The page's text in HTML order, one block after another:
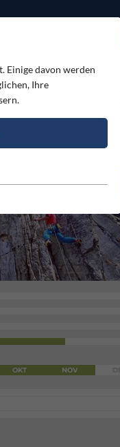
OKT NOV
Einige davon werden
Ihre